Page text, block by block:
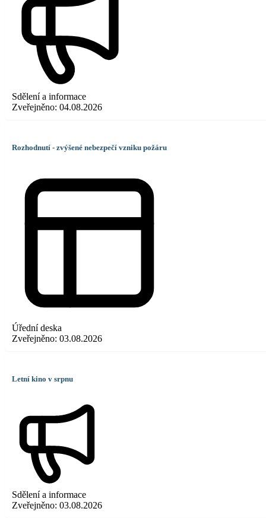
Sdělení a informace
Zveřejněno: 04.08.2026
Rozhodnutí - zvýšené nebezpečí vzniku požáru
Úřední deska
Zveřejněno: 03.08.2026
Letní kino v srpnu
Sdělení a informace
Zveřejněno: 03.08.2026